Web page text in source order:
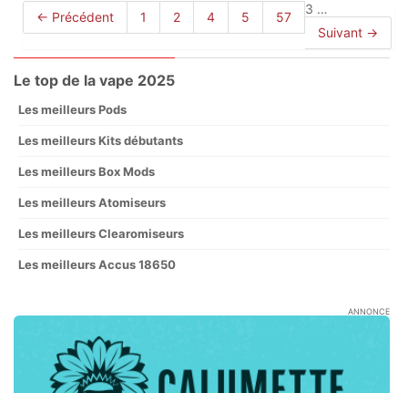
← Précédent 1 2
3
4 5
…
57
Suivant →
Le top de la vape 2025
Les meilleurs Pods
Les meilleurs Kits débutants
Les meilleurs Box Mods
Les meilleurs Atomiseurs
Les meilleurs Clearomiseurs
Les meilleurs Accus 18650
ANNONCE